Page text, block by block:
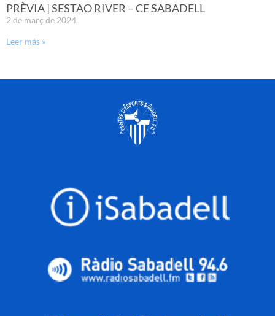
PRÈVIA | SESTAO RIVER – CE SABADELL
2 de març de 2024
Leer más »